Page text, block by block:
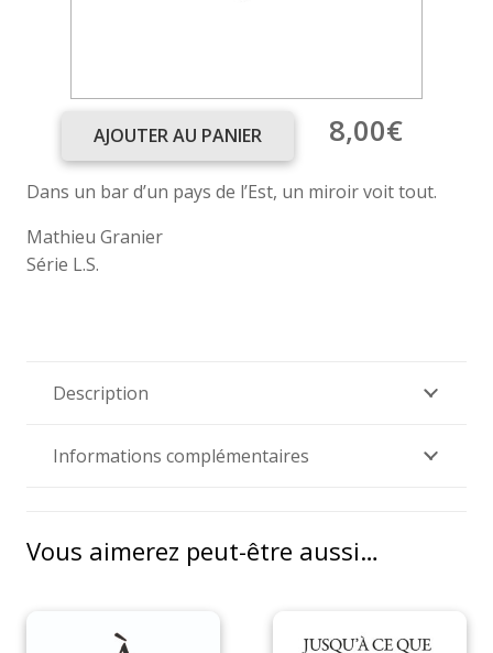
quantité
Ginna
l’empoisonneuse
AJOUTER AU PANIER 8,00€
Dans un bar d’un pays de l’Est, un miroir voit tout.
Mathieu Granier
Série L.S.
Description
Informations complémentaires
Vous aimerez peut-être aussi…